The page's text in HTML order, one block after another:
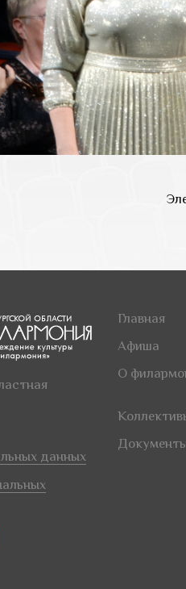
данных
Главная
Афиша
О